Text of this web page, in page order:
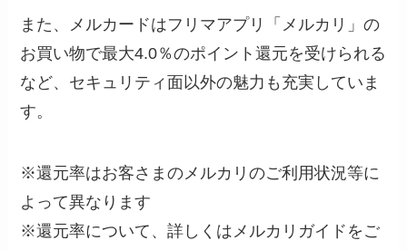
また、メルカードはフリマアプリ「メルカリ」の
お買い物で最大4.0％のポイント還元を受けられる
など、セキュリティ面以外の魅力も充実していま
す。
※還元率はお客さまのメルカリのご利用状況等に
よって異なります
※還元率について、詳しくはメルカリガイドをご